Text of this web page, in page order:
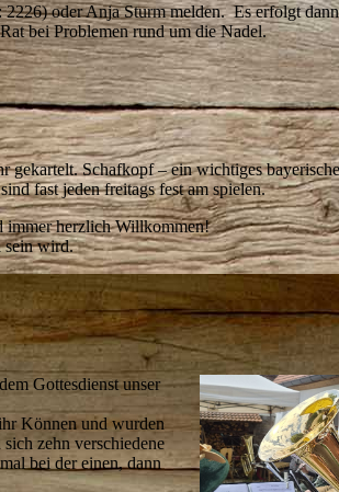
oder Anja Sturm melden. Es erfolgt
bei Problemen rund um die Nadel.
gekartelt. Schafkopf – ein wichtiges
fast jeden freitags fest am spielen.
immer herzlich Willkommen!
sein wird.
Gottesdienst unser
Können und wurden
zehn verschiedene
bei der einen, dann